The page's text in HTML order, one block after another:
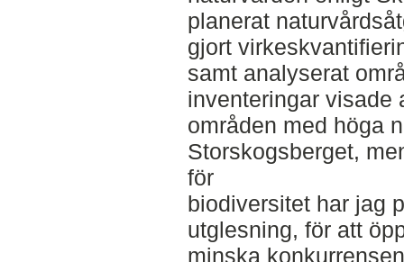
planerat
gjort
samt analyserat
inventeringar visade
områden med höga
Storskogsberget,
för
biodiversitet har jag
utglesning, för att
minska